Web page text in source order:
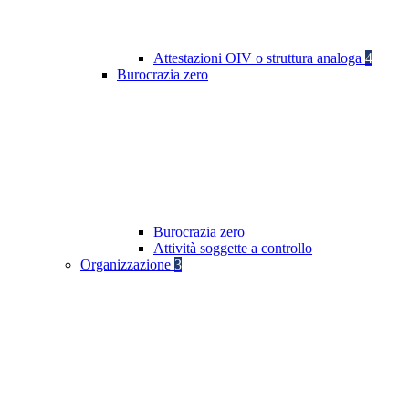
Attestazioni OIV o struttura analoga 4
Burocrazia zero
Burocrazia zero
Attività soggette a controllo
Organizzazione 3